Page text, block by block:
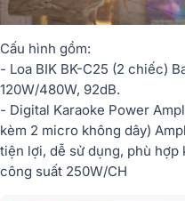
Cấu hình gồm:
- Loa BIK BK-C25 (2 chiếc)
120W/480W, 92dB.
- Digital Karaoke Power
kèm 2 micro không dây)
tiện lợi, dễ sử dụng, phù hợp
công suất 250W/CH